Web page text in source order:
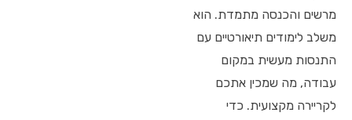
מרשים והכנסה מתמדת. הוא
משלב לימודים תיאורטיים עם
התנסות מעשית במקום
עבודה, מה שמכין אתכם
לקריירה מקצועית. כדי